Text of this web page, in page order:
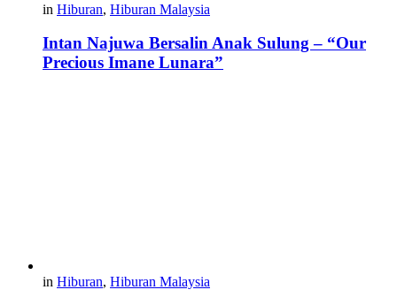
in Hiburan, Hiburan Malaysia
Intan Najuwa Bersalin Anak Sulung – “Our
Precious Imane Lunara”
in Hiburan, Hiburan Malaysia